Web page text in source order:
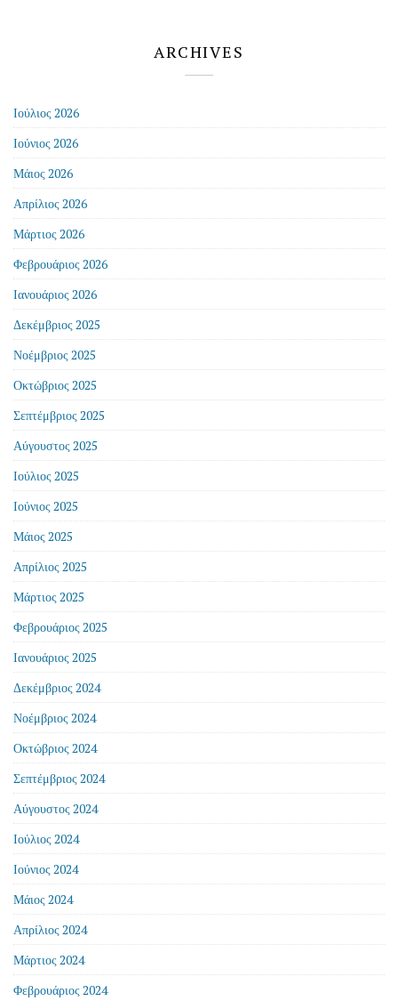
ARCHIVES
Ιούλιος 2026
Ιούνιος 2026
Μάιος 2026
Απρίλιος 2026
Μάρτιος 2026
Φεβρουάριος 2026
Ιανουάριος 2026
Δεκέμβριος 2025
Νοέμβριος 2025
Οκτώβριος 2025
Σεπτέμβριος 2025
Αύγουστος 2025
Ιούλιος 2025
Ιούνιος 2025
Μάιος 2025
Απρίλιος 2025
Μάρτιος 2025
Φεβρουάριος 2025
Ιανουάριος 2025
Δεκέμβριος 2024
Νοέμβριος 2024
Οκτώβριος 2024
Σεπτέμβριος 2024
Αύγουστος 2024
Ιούλιος 2024
Ιούνιος 2024
Μάιος 2024
Απρίλιος 2024
Μάρτιος 2024
Φεβρουάριος 2024